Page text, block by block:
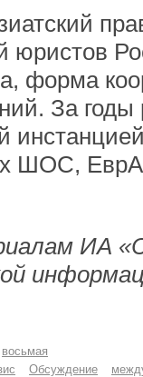
юристов
форма
За годы
ШОС,
ИА
восьмая
Обсуждение